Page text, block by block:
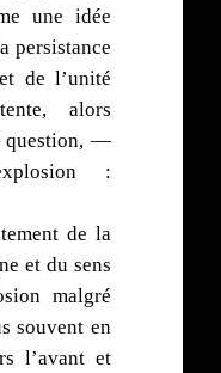
une idée
persistance
de l’unité
alors
question, —
:
de la
et du sens
malgré
souvent en
l’avant et